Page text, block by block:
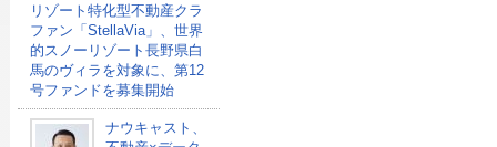
リゾート特化型不動産クラ
ファン「StellaVia」、世界
的スノーリゾート長野県白
馬のヴィラを対象に、第12
号ファンドを募集開始
ナウキャスト、